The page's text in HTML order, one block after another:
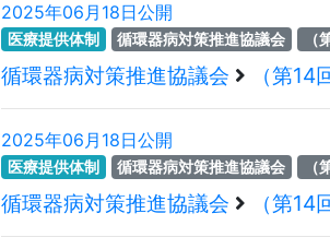
2025年06月18日公開
医療提供体制 循環器病対策推進協議会 （
循環器病対策推進協議会 （第14
2025年06月18日公開
医療提供体制 循環器病対策推進協議会 （
循環器病対策推進協議会 （第14